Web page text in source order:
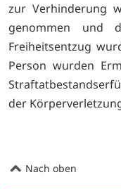
zur Verhinderung
genommen und
Freiheitsentzug
Person wurden
der
Nach oben